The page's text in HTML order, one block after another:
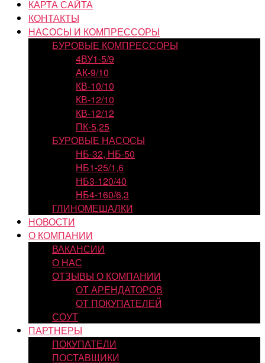
КАРТА САЙТА
КОНТАКТЫ
НАСОСЫ И КОМПРЕССОРЫ
БУРОВЫЕ КОМПРЕССОРЫ
4ВУ1-5/9
АК-9/10
КВ-10/10
КВ-12/10
КВ-12/12
ПК-5,25
БУРОВЫЕ НАСОСЫ
НБ-32, НБ-50
НБ1-25/1,6
НБ3-120/40
НБ4-160/6,3
ГЛИНОМЕШАЛКИ
НОВОСТИ
О КОМПАНИИ
ВАКАНСИИ
О НАС
ОТЗЫВЫ О КОМПАНИИ
ОТ АРЕНДАТОРОВ
ОТ ПОКУПАТЕЛЕЙ
СОУТ
ПАРТНЕРЫ
ПОКУПАТЕЛИ
ПОСТАВЩИКИ